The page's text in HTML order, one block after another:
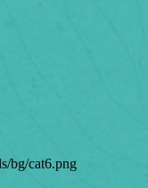
bg/cat6.png